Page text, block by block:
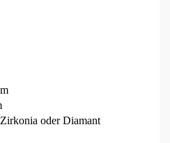
oder Diamant